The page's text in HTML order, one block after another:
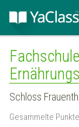
Schloss
Gesammelte